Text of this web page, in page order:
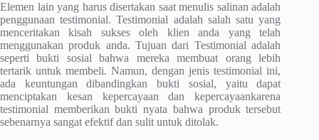
Elemen lain yang harus disertakan saat menulis salinan adalah
penggunaan testimonial. Testimonial adalah salah satu yang
menceritakan kisah sukses oleh klien anda yang telah
menggunakan produk anda. Tujuan dari Testimonial adalah
seperti bukti sosial bahwa mereka membuat orang lebih
tertarik untuk membeli. Namun, dengan jenis testimonial ini,
ada keuntungan dibandingkan bukti sosial, yaitu dapat
menciptakan kesan kepercayaan dan kepercayaankarena
testimonial memberikan bukti nyata bahwa produk tersebut
sebenarnya sangat efektif dan sulit untuk ditolak.